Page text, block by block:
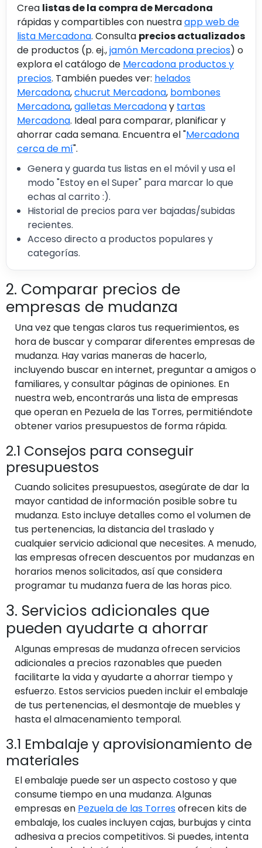
Crea listas de la compra de Mercadona
rápidas y compartibles con nuestraapp web de
lista Mercadona. Consulta precios actualizados
de productos (p. ej.,jamón Mercadona precios) o
explora el catálogo de Mercadona productos y
precios. También puedes ver: helados
Mercadona,chucrut Mercadona, bombones
Mercadona,galletas Mercadonay tartas
Mercadona. Ideal para comparar, planificar y
ahorrar cada semana. Encuentra el "Mercadona
cerca de mí".
Genera y guarda tus listas en el móvil y usa el
modo "Estoy en el Super" para marcar lo que
echas al carrito :).
Historial de precios para ver bajadas/subidas
recientes.
Acceso directo a productos populares y
categorías.
2. Comparar precios de
empresas de mudanza
Una vez que tengas claros tus requerimientos, es
hora de buscar y comparar diferentes empresas de
mudanza. Hay varias maneras de hacerlo,
incluyendo buscar en internet, preguntar a amigos o
familiares, y consultar páginas de opiniones. En
nuestra web, encontrarás una lista de empresas
que operan en Pezuela de las Torres, permitiéndote
obtener varios presupuestos de forma rápida.
2.1 Consejos para conseguir
presupuestos
Cuando solicites presupuestos, asegúrate de dar la
mayor cantidad de información posible sobre tu
mudanza. Esto incluye detalles como el volumen de
tus pertenencias, la distancia del traslado y
cualquier servicio adicional que necesites. A menudo,
las empresas ofrecen descuentos por mudanzas en
horarios menos solicitados, así que considera
programar tu mudanza fuera de las horas pico.
3. Servicios adicionales que
pueden ayudarte a ahorrar
Algunas empresas de mudanza ofrecen servicios
adicionales a precios razonables que pueden
facilitarte la vida y ayudarte a ahorrar tiempo y
esfuerzo. Estos servicios pueden incluir el embalaje
de tus pertenencias, el desmontaje de muebles y
hasta el almacenamiento temporal.
3.1 Embalaje y aprovisionamiento de
materiales
El embalaje puede ser un aspecto costoso y que
consume tiempo en una mudanza. Algunas
empresas en Pezuela de las Torresofrecen kits de
embalaje, los cuales incluyen cajas, burbujas y cinta
adhesiva a precios competitivos. Si puedes, intenta